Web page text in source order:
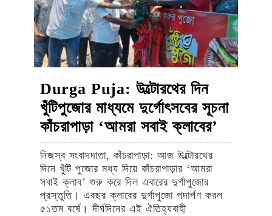
সদস্য
যোগ
Durga Puja: উল্টোরথের দিন
খুঁটিপুজোর মাধ্যমে দুর্গোৎসবের সূচনা
কাঁচরাপাড়া ‘আমরা সবাই ক্লাবের’
Puja:
খুঁটিপুজোর
নিজস্ব সংবাদদাতা, কাঁচরাপাড়া: আজ উল্টোরথের
দিনে খুঁটি পুজোর মধ্য দিয়ে কাঁচরাপাড়ার ‘আমরা
সবাই ক্লাব’ শুরু করে দিল এবারের দুর্গাপুজোর
প্রস্তুতি। এবছর ক্লাবের দুর্গাপুজো পদার্পণ করল
৫১তম বর্ষে। দীর্ঘদিনের এই ঐতিহ্যবাহী